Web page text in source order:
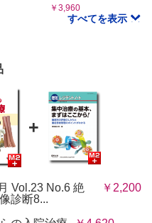
￥3,960
すべてを表示
+
Vol.23 No.6 絶
診断8...
￥2,200